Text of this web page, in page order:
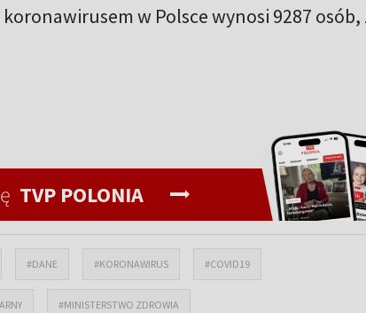
w Polsce wynosi 9287 osób,
TVP POLONIA
#DANE #KORONAWIRUS #COVID19
#MINISTERSTWO ZDROWIA